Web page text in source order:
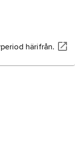
härifrån.